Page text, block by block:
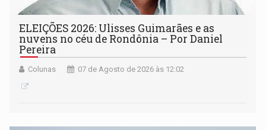
ELEIÇÕES 2026: Ulisses Guimarães e as
nuvens no céu de Rondônia – Por Daniel
Pereira
Colunas 07 de Agosto de 2026 às 12:02